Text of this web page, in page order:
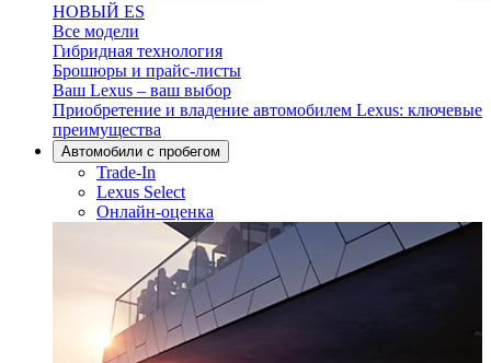
НОВЫЙ ES
Все модели
Гибридная технология
Брошюры и прайс-листы
Ваш Lexus – ваш выбор
Приобретение и владение автомобилем Lexus: ключевые
преимущества
Aвтомобили с пробегом
Trade-In
Lexus Select
Онлайн-оценка